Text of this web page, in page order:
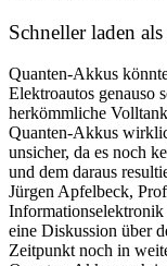
Schneller laden
Quanten-Akkus
Elektroautos genauso
herkömmliche
Quanten-Akkus
unsicher, da es noch
und dem daraus
Jürgen Apfelbeck,
Informationselektronik
eine Diskussion über
Zeitpunkt noch in